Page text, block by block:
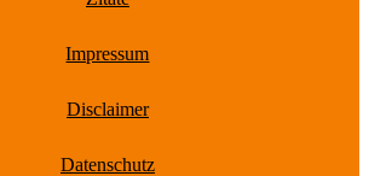
Impressum
Disclaimer
Datenschutz